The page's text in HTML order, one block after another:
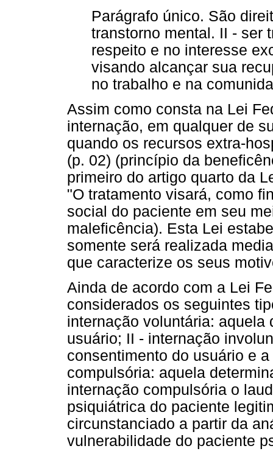
Parágrafo único. São
transtorno mental. II - ser
respeito e no interesse
visando alcançar sua
no trabalho e na
Assim como consta na Lei
internação, em qualquer de
quando os recursos extra-
(p. 02) (princípio da
primeiro do artigo quarto da
"O tratamento visará, como
social do paciente em seu
maleficência). Esta Lei
somente será realizada
que caracterize os seus
Ainda de acordo com a Lei
considerados os seguintes
internação voluntária:
usuário; II - internação
consentimento do usuário e
compulsória: aquela
internação compulsória o
psiquiátrica do paciente
circunstanciado a partir da
vulnerabilidade do paciente